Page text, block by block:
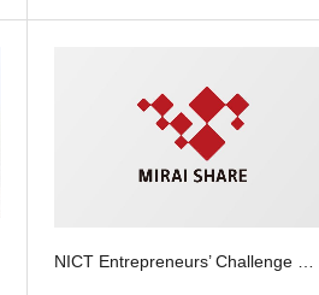
NICT Entrepreneurs’ Challenge …